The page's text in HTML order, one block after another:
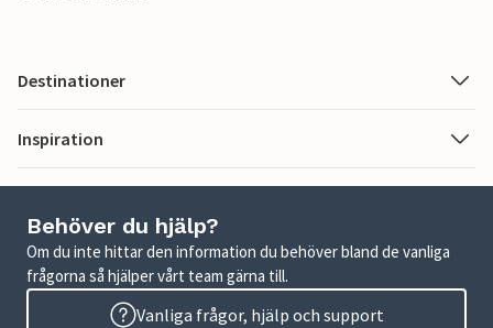
Destinationer
Inspiration
Behöver du hjälp?
Om du inte hittar den information du behöver bland de vanliga
frågorna så hjälper vårt team gärna till.
Vanliga frågor, hjälp och support